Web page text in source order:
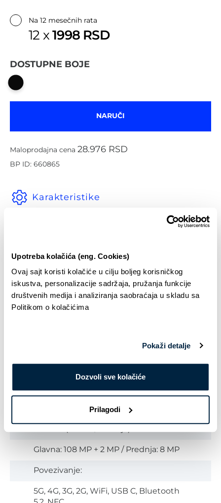
Upotreba kolačića (eng. Cookies)
Ovaj sajt koristi kolačiće u cilju boljeg korisničkog
iskustva, personalizacije sadržaja, pružanja funkcije
društvenih medija i analiziranja saobraćaja u skladu sa
Politikom o kolačićima
Pokaži detalje
Dozvoli sve kolačiće
Prilagodi
✔ Na 12 mesečnih rata
12 x1998 RSD
DOSTUPNE BOJE
NARUČI
Maloprodajna cena 28.976 RSD
BP ID: 660865
Karakteristike
Unisoc T760 4 x 2.2 Ghz + 4 x 2.0 Ghz
RAM memorija:
256GB
Ekran:
6,6" IPS 1600x720px HD+
Kamera (Glavna/Prednja):
Glavna: 108 MP + 2 MP / Prednja: 8 MP
Povezivanje:
5G, 4G, 3G, 2G, WiFi, USB C, Bluetooth